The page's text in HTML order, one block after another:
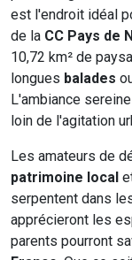
est l'endroit idéal
de la CC Pays de
10,72 km² de
longues balades
L'ambiance
loin de l'agitation
Les amateurs de
patrimoine local
serpentent dans
apprécieront les
parents pourront